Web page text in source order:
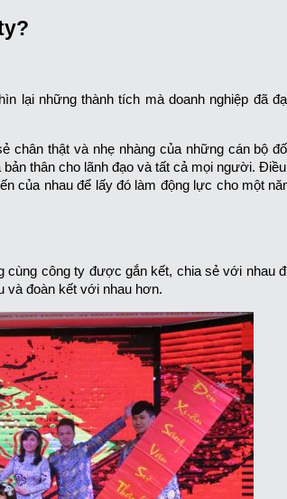
lại những thành tích mà doanh nghiệp đã
chân thật và nhẹ nhàng của những cán bộ
thân cho lãnh đạo và tất cả mọi người.
của nhau để lấy đó làm động lực cho một
cùng công ty được gắn kết, chia sẻ với nhau
và đoàn kết với nhau hơn.